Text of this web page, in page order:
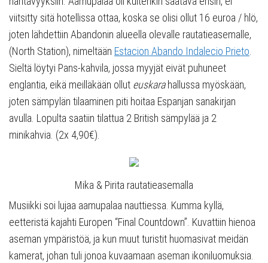
viitsitty sitä hotellissa ottaa, koska se olisi ollut 16 euroa / hlö,
joten lähdettiin Abandonin alueella olevalle rautatieasemalle,
(North Station), nimeltään Estacion Abando Indalecio Prieto
Sieltä löytyi Pans-kahvila, jossa myyjät eivät puhuneet
englantia, eikä meilläkään ollut euskarahallussa myöskään,
joten sämpylän tilaaminen piti hoitaa Espanjan sanakirjan
avulla. Lopulta saatiin tilattua 2 British sämpylää ja 2
minikahvia. (2x 4,90€).
Mika & Pirita rautatieasemalla
Musiikki soi lujaa aamupalaa nauttiessa. Kumma kyllä,
eetteristä kajahti Europen “Final Countdown”. Kuvattiin hienoa
aseman ympäristöä, ja kun muut turistit huomasivat meidän
kamerat, johan tuli jonoa kuvaamaan aseman ikoniluomuksia.